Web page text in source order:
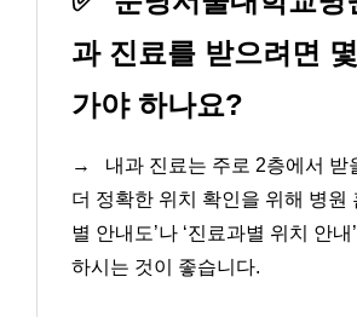
과 진료를 받으려면
가야 하나요?
→
내과 진료는 주로 2층에서 받
더 정확한 위치 확인을 위해 병원
별 안내도’나 ‘진료과별 위치 안내
하시는 것이 좋습니다.